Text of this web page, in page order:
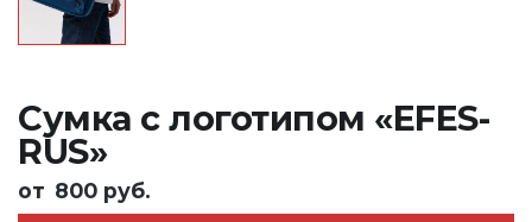
Сумка с логотипом «EFES-
RUS»
от 800 руб.